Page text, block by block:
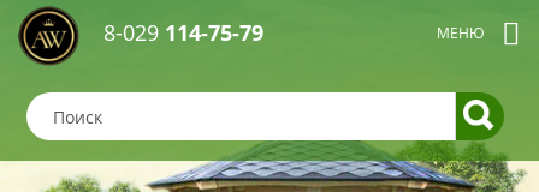
8-029 114-75-79